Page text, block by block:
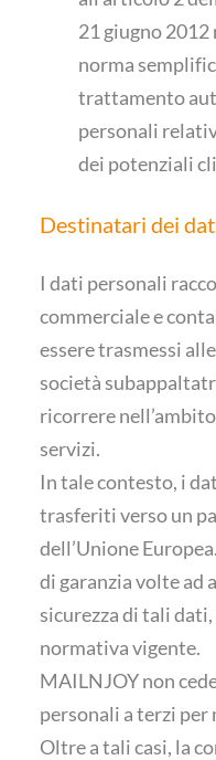
21 giugno
norma
trattamento
personali
dei potenziali
Destinatari dei
I dati personali
commerciale e
essere trasmessi
società
ricorrere
servizi.
In tale contesto, i
trasferiti verso un
dell’Unione
di garanzia volte ad
sicurezza di tali
normativa vigente.
MAILNJOY non
personali a terzi per
Oltre a tali casi, la